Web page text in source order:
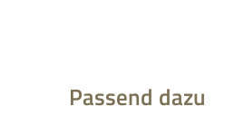
Produktgalerie überspringen
Passend dazu